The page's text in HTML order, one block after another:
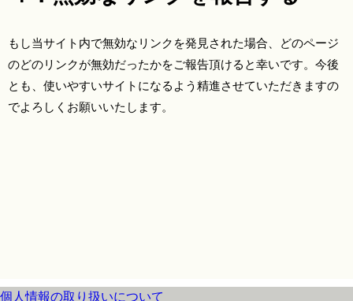
もし当サイト内で無効なリンクを発見された場合、どのページ
のどのリンクが無効だったかをご報告頂けると幸いです。今後
とも、使いやすいサイトになるよう精進させていただきますの
でよろしくお願いいたします。
個人情報の取り扱いについて